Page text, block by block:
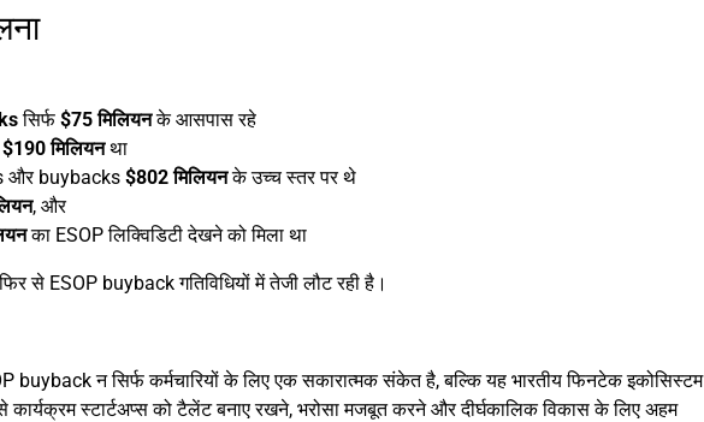
सिर्फ $75 मिलियनके आसपास रहे
$190 मिलियनथा
और buybacks $802 मिलियनके उच्च स्तर पर थे
, और
का ESOP लिक्विडिटी देखने को मिला था
से ESOP buyback गतिविधियों में तेजी लौट रही है।
न सिर्फ कर्मचारियों के लिए एक सकारात्मक संकेत है, बल्कि यह भारतीय फिनटेक इकोसिस्टम
कार्यक्रम स्टार्टअप्स को टैलेंट बनाए रखने, भरोसा मजबूत करने और दीर्घकालिक विकास के लिए अहम